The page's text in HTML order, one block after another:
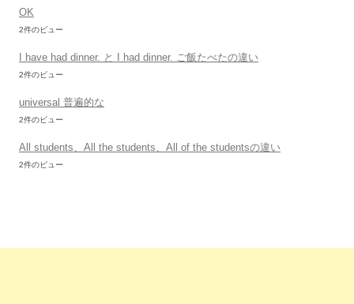
OK
2件のビュー
I have had dinner. と I had dinner. ご飯たべたの違い
2件のビュー
universal 普遍的な
2件のビュー
All students、All the students、All of the studentsの違い
2件のビュー